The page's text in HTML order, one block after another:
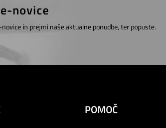
novice
in prejmi naše aktualne ponudbe, ter popuste.
POMOČ